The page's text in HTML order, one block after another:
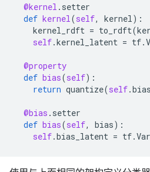
@kernel . setter
def kernel(self, kernel):
kernel_rdft = to_rdft(
self.kernel_latent = tf.
@property
def bias(self):
return quantize(self.
@bias . setter
def bias(self, bias):
self.bias_latent = tf.